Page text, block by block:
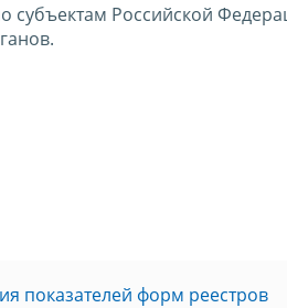
Российской
показателей форм реестров